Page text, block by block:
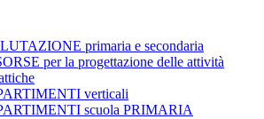
primaria e secondaria
per la progettazione delle attività
verticali
scuola PRIMARIA